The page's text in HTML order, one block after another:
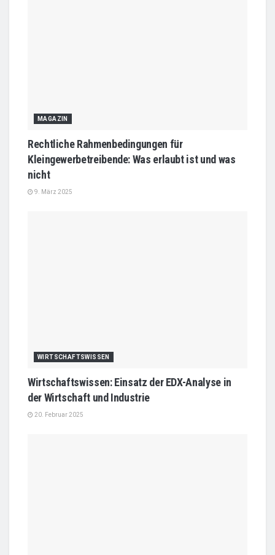
MAGAZIN
Rechtliche Rahmenbedingungen für
Kleingewerbetreibende: Was erlaubt ist und was
nicht
9. März 2025
WIRTSCHAFTSWISSEN
Wirtschaftswissen: Einsatz der EDX-Analyse in
der Wirtschaft und Industrie
20. Februar 2025